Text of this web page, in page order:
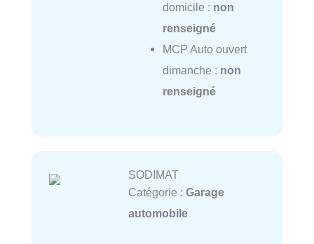
domicile : non
renseigné
MCP Auto ouvert
dimanche : non
renseigné
SODIMAT
Catégorie : Garage
automobile